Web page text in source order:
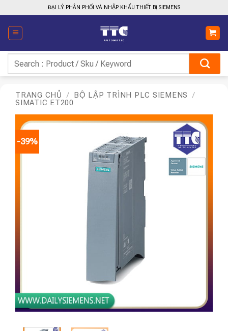
qua
nội
dung
ĐẠI LÝ PHÂN PHỐI VÀ NHẬP KHẨU THIẾT BỊ SIEMENS
kiếm:
TRANG CHỦ / BỘ LẬP TRÌNH PLC SIEMENS
/
SIMATIC ET200
-39%